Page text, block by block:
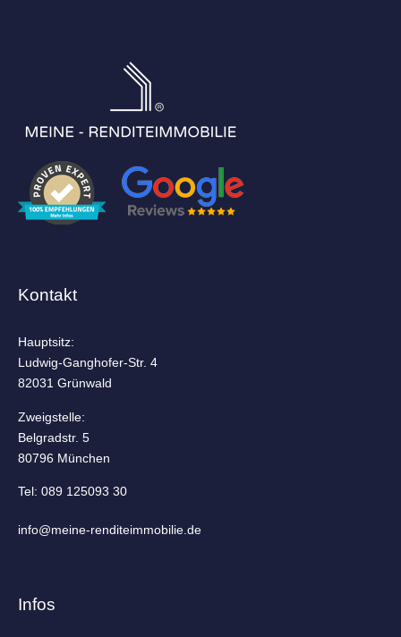
Kontakt
Hauptsitz:
Ludwig-Ganghofer-Str. 4
82031 Grünwald
Zweigstelle:
Belgradstr. 5
80796 München
Tel: 089 125093 30
info@­meine-renditeimmobilie.de
Infos